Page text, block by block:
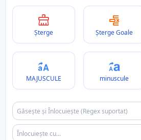
Șterge Șterge Goale
MAJUSCULE minuscule